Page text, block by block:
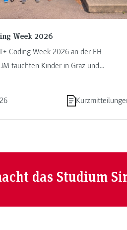
Week 2026
Coding Week 2026 an der FH
tauchten Kinder in Graz und
das Studium